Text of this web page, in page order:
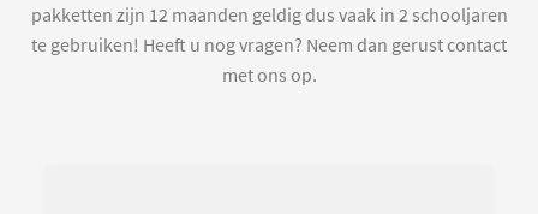
pakketten zijn 12 maanden geldig dus vaak in 2 schooljaren
te gebruiken! Heeft u nog vragen? Neem dan gerust contact
met ons op.